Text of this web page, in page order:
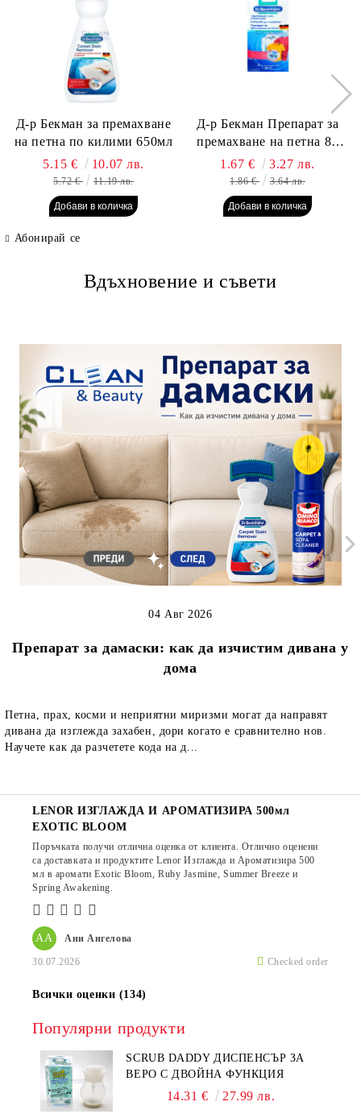
Д-р Бекман за премахване
на петна по килими 650мл
5.15 €
10.07 лв.
5.72 € 11.19 лв.
Д-р Бекман Препарат за
премахване на петна 80
гр. Пауч
1.67 € 3.27 лв.
1.86 € 3.64 лв.
Абонирай се
Вдъхновение и съвети
Препарат за дамаски: как да изчистим дивана у
дома
04 Авг 2026
Петна, прах, косми и неприятни миризми могат да направят
дивана да изглежда захабен, дори когато е сравнително нов.
Научете как да разчетете кода на д...
АА Ани Ангелова
30.07.2026 Checked order
LENOR ИЗГЛАЖДА И АРОМАТИЗИРА 500мл
EXOTIC BLOOM
Поръчката получи отлична оценка от клиента. Отлично оценени
са доставката и продуктите Lenor Изглажда и Ароматизира 500
мл в аромати Exotic Bloom, Ruby Jasmine, Summer Breeze и
Spring Awakening.
Всички оценки (134)
Популярни продукти
SCRUB DADDY ДИСПЕНСЪР ЗА
ВЕРО С ДВОЙНА ФУНКЦИЯ
14.31 € 27.99 лв.